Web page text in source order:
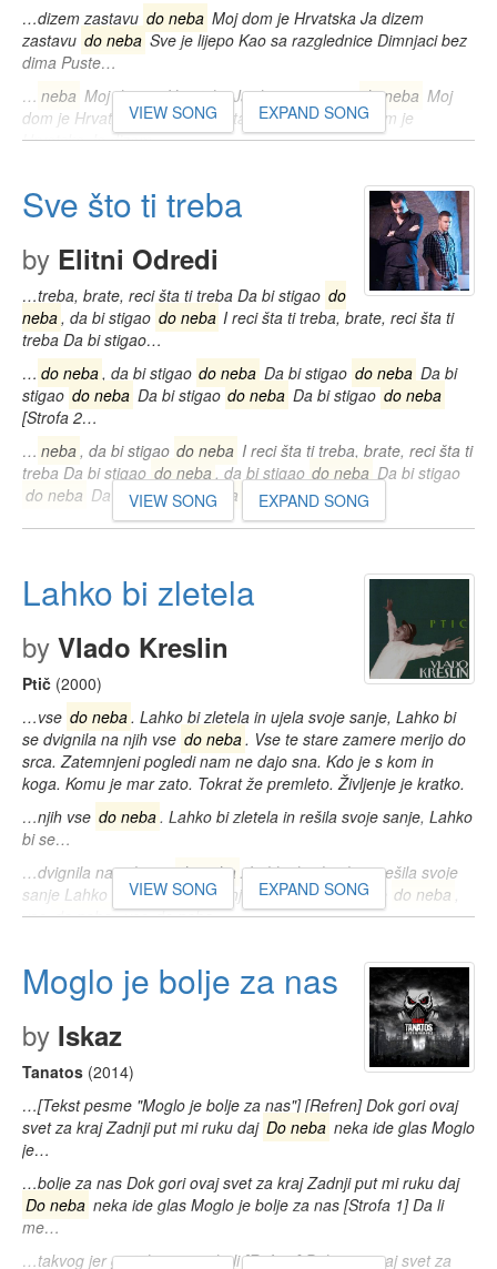
…dizem zastavu do neba Moj dom je Hrvatska Ja dizem
zastavu do neba Sve je lijepo Kao sa razglednice Dimnjaci bez
dima Puste…
… neba Moj dom je Hrvatska Ja dizem zastavudo neba Moj
dom je Hrvatska Ja dizem zastavudo nebaMoj dom je
Hrvatska Ja dizem…
VIEW SONG EXPAND SONG
Sve što ti treba
by Elitni Odredi
…treba, brate, reci šta ti treba Da bi stigao do
neba, da bi stigao do neba I reci šta ti treba, brate, reci šta ti
treba Da bi stigao…
… do neba, da bi stigao do neba Da bi stigao do neba Da bi
stigao do neba Da bi stigao do neba Da bi stigao do neba
[Strofa 2…
… neba, da bi stigao do neba I reci šta ti treba, brate, reci šta ti
treba Da bi stigao do neba, da bi stigao do neba Da bi stigao
do neba Da bi stigaodo neba
VIEW SONG EXPAND SONG
Lahko bi zletela
by Vlado Kreslin
Ptič (2000)
…vse do neba. Lahko bi zletela in ujela svoje sanje, Lahko bi
se dvignila na njih vse do neba. Vse te stare zamere merijo do
srca. Zatemnjeni pogledi nam ne dajo sna. Kdo je s kom in
koga. Komu je mar zato. Tokrat že premleto. Življenje je kratko.
…njih vse do neba. Lahko bi zletela in rešila svoje sanje, Lahko
bi se…
…dvignila na njih vsedo neba . Lahko bi zletela in rešila svoje
sanje Lahko bi se dvignila na njih vsedo neba. Vse do neba ,
vsedo neba, vsedo neba.
VIEW SONG EXPAND SONG
Moglo je bolje za nas
by Iskaz
Tanatos (2014)
…[Tekst pesme "Moglo je bolje za nas"] [Refren] Dok gori ovaj
svet za kraj Zadnji put mi ruku daj Do neba neka ide glas Moglo
je…
…bolje za nas Dok gori ovaj svet za kraj Zadnji put mi ruku daj
Do neba neka ide glas Moglo je bolje za nas [Strofa 1] Da li
me…
…takvog jer ga tako manje boli [Refren] Dok gori ovaj svet za